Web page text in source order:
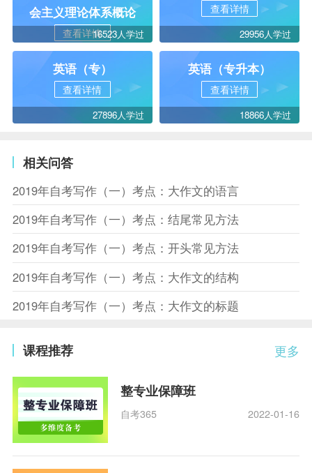
会主义理论体系概论
查看详情16523人学过
查看详情
29956人学过
英语（专）
查看详情
27896人学过
英语（专升本）
查看详情
18866人学过
相关问答
2019年自考写作（一）考点：大作文的语言
2019年自考写作（一）考点：结尾常见方法
2019年自考写作（一）考点：开头常见方法
2019年自考写作（一）考点：大作文的结构
2019年自考写作（一）考点：大作文的标题
更多
课程推荐
整专业保障班
自考365 2022-01-16